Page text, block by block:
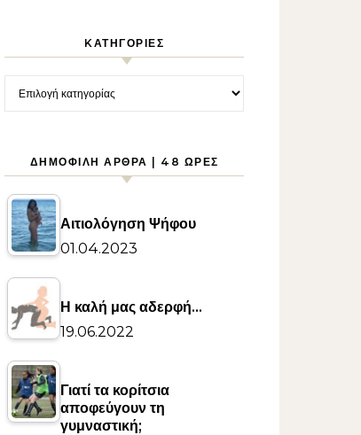
KΑΤΗΓΟΡΊΕΣ
Kατηγορίες
ΔΗΜΟΦΙΛΉ ΆΡΘΡΑ | 48 ΏΡΕΣ
Αιτιολόγηση Ψήφου
01.04.2023
Η καλή μας αδερφή…
19.06.2022
Γιατί τα κορίτσια
αποφεύγουν τη
γυμναστική;